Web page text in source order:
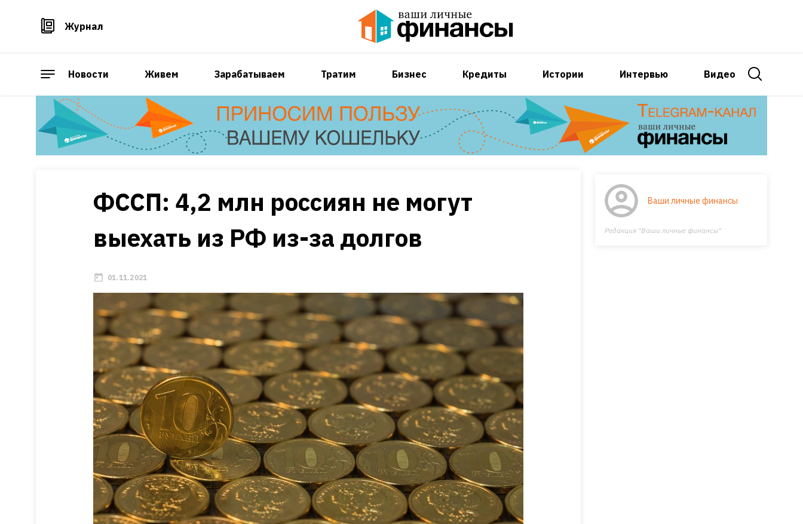
Журнал
Новости Живем Зарабатываем Тратим Бизнес Кредиты Истории Интервью Видео
ФССП: 4,2 млн россиян не могут
выехать из РФ из-за долгов
01.11.2021
Ваши личные финансы
Редакция "Ваши личные финансы"